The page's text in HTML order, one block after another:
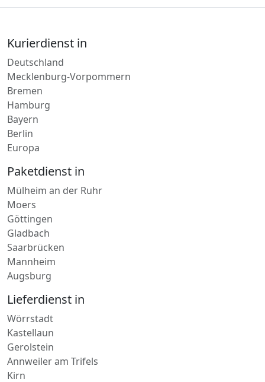
Kurierdienst in
Deutschland
Mecklenburg-Vorpommern
Bremen
Hamburg
Bayern
Europa
Paketdienst in
Mülheim an der Ruhr
Moers
Göttingen
Gladbach
Saarbrücken
Augsburg
Lieferdienst in
Wörrstadt
Kastellaun
Gerolstein